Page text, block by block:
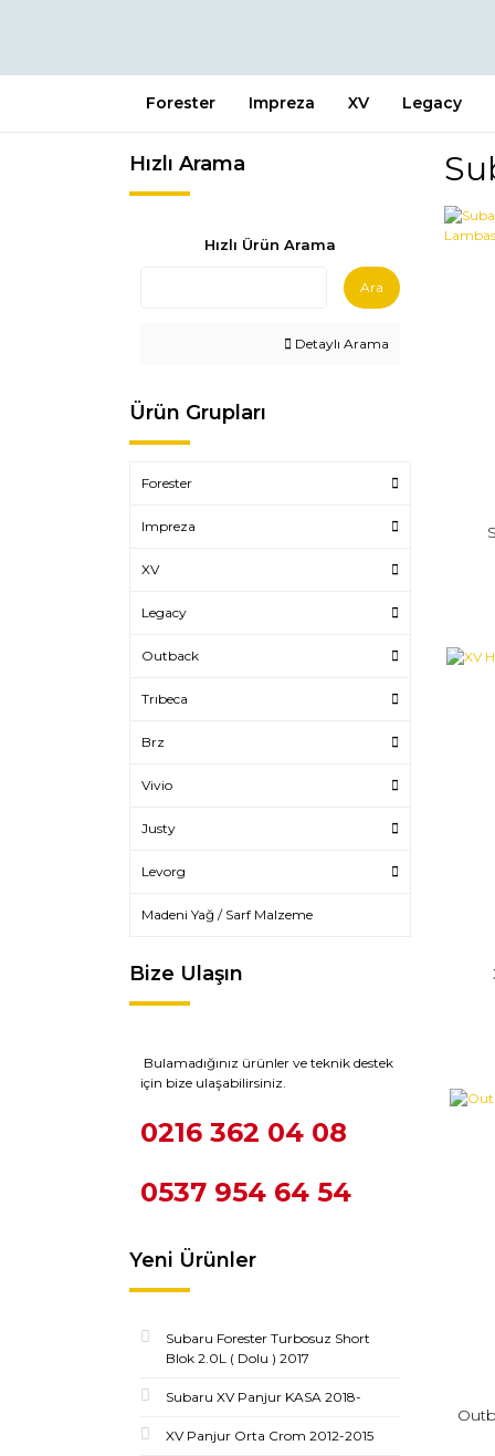
Forester Impreza XV Legacy
Hızlı Arama
Hızlı Ürün Arama
Ara
Detaylı Arama
Ürün Grupları
Forester
Impreza
XV
Legacy
Outback
Trıbeca
Brz
Vivio
Justy
Levorg
Madeni Yağ / Sarf Malzeme
Bize Ulaşın
Bulamadığınız ürünler ve teknik destek
için bize ulaşabilirsiniz.
0216 362 04 08
0537 954 64 54
Yeni Ürünler
Subaru Forester Turbosuz Short
Blok 2.0L ( Dolu ) 2017
Subaru XV Panjur KASA 2018-
XV Panjur Orta Crom 2012-2015